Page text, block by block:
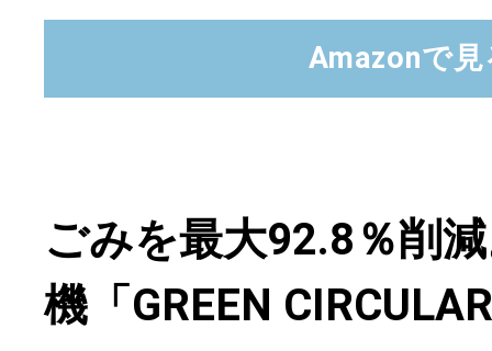
Amazonで見
ごみを最大92.8％削
機「GREEN